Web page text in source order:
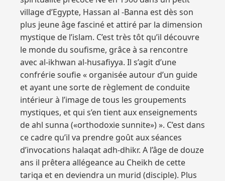
village d’Egypte, Hassan al -Banna est dès son
plus jeune âge fasciné et attiré par la dimension
mystique de l’islam. C’est très tôt qu’il découvre
le monde du soufisme, grâce à sa rencontre
avec al-ikhwan al-husafiyya. Il s’agit d’une
confrérie soufie « organisée autour d’un guide
et ayant une sorte de règlement de conduite
intérieur à l’image de tous les groupements
mystiques, et qui s’en tient aux enseignements
de ahl sunna («orthodoxie sunnite») ». C’est dans
ce cadre qu’il va prendre goût aux séances
d’invocations halaqat adh-dhikr. A l’âge de douze
ans il prêtera allégeance au Cheikh de cette
tariqa et en deviendra un murid (disciple). Plus